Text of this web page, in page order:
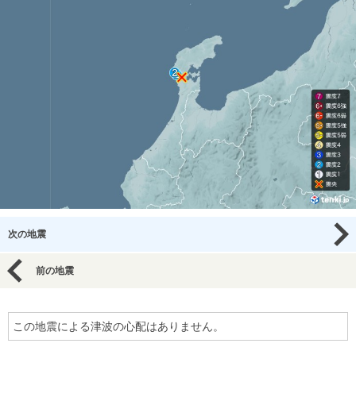
次の地震
前の地震
この地震による津波の心配はありません。